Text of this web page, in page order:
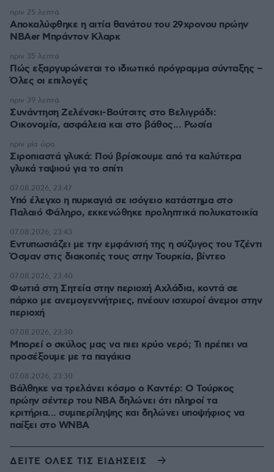
Αποκαλύφθηκε η αιτία θανάτου του 29χρονου πρώην
NBAer Μπράντον Κλαρκ
πριν 25 λεπτά
Πώς εξαργυρώνεται το ιδιωτικό πρόγραμμα σύνταξης –
Όλες οι επιλογές
πριν 35 λεπτά
Συνάντηση Ζελένσκι-Βούτσιτς στο Βελιγράδι:
Οικονομία, ασφάλεια και στο βάθος... Ρωσία
πριν 39 λεπτά
Σιροπιαστά γλυκά: Πού βρίσκουμε από τα καλύτερα
γλυκά ταψιού για το σπίτι
πριν μία ώρα
Υπό έλεγχο η πυρκαγιά σε ισόγειο κατάστημα στο
Παλαιό Φάληρο, εκκενώθηκε προληπτικά πολυκατοικία
07.08.2026, 23:47
Εντυπωσιάζει με την εμφάνισή της η σύζυγος του Τζέντι
Όσμαν στις διακοπές τους στην Τουρκία, βίντεο
07.08.2026, 23:43
Φωτιά στη Σητεία στην περιοχή Αχλάδια, κοντά σε
πάρκο με ανεμογεννήτριες, πνέουν ισχυροί άνεμοι στην
περιοχή
07.08.2026, 23:40
Μπορεί ο σκύλος μας να πιει κρύο νερό; Τι πρέπει να
προσέξουμε με τα παγάκια
07.08.2026, 23:30
Βάλθηκε να τρελάνει κόσμο ο Καντέρ: Ο Τούρκος
πρώην σέντερ του NBA δηλώνει ότι πληροί τα
κριτήρια... συμπερίληψης και δηλώνει υποψήφιος να
παίξει στο WNBA
07.08.2026, 23:30
ΔΕΙΤΕ ΟΛΕΣ ΤΙΣ ΕΙΔΗΣΕΙΣ